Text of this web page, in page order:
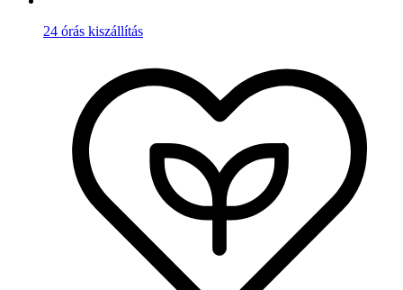
24 órás kiszállítás